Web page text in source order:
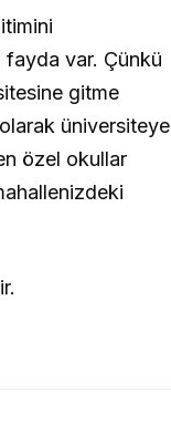
fayda var. Çünkü
gitme
üniversiteye
özel okullar